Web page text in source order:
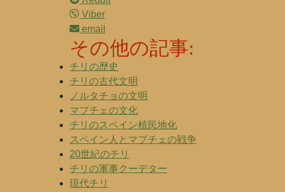
Viber
email
その他の記事:
チリの歴史
チリの古代文明
ノルタチョの文明
マプチェの文化
チリのスペイン植民地化
スペイン人とマプチェの戦争
20世紀のチリ
チリの軍事クーデター
現代チリ